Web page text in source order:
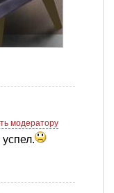
модератору